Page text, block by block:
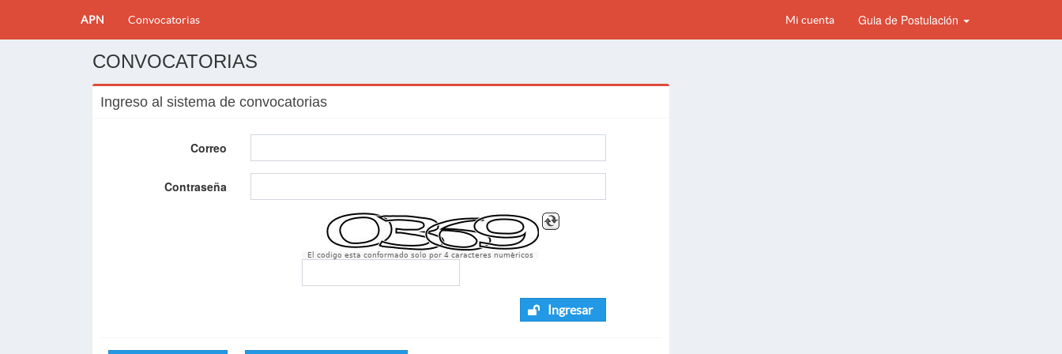
APN Convocatorias Mi cuenta Guia de Postulación
CONVOCATORIAS
Ingreso al sistema de convocatorias
Correo
Contraseña
El codigo esta conformado solo por 4 caracteres numèricos
Ingresar